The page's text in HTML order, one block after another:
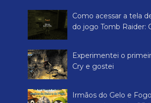
Como acessar a tela
do jogo Tomb Raider:
Experimentei o
Cry e gostei
Irmãos do Gelo e